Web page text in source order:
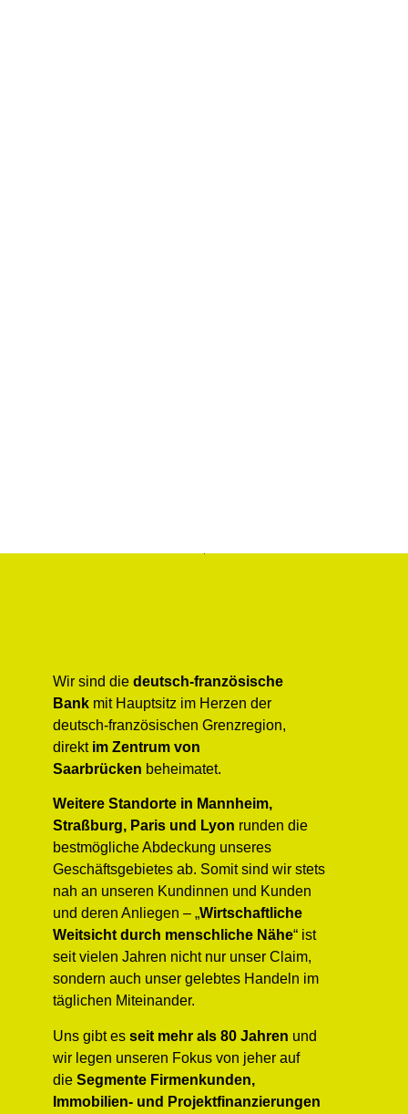
Wir sind die deutsch-französische
Bank mit Hauptsitz im Herzen der
deutsch-französischen Grenzregion,
direkt im Zentrum von
Saarbrücken beheimatet.
Weitere Standorte in Mannheim,
Straßburg, Paris und Lyon runden die
bestmögliche Abdeckung unseres
Geschäftsgebietes ab. Somit sind wir stets
nah an unseren Kundinnen und Kunden
und deren Anliegen – „Wirtschaftliche
Weitsicht durch menschliche Nähe“ ist
seit vielen Jahren nicht nur unser Claim,
sondern auch unser gelebtes Handeln im
täglichen Miteinander.
Uns gibt es seit mehr als 80 Jahren und
wir legen unseren Fokus von jeher auf
die Segmente Firmenkunden,
Immobilien- und Projektfinanzierungen